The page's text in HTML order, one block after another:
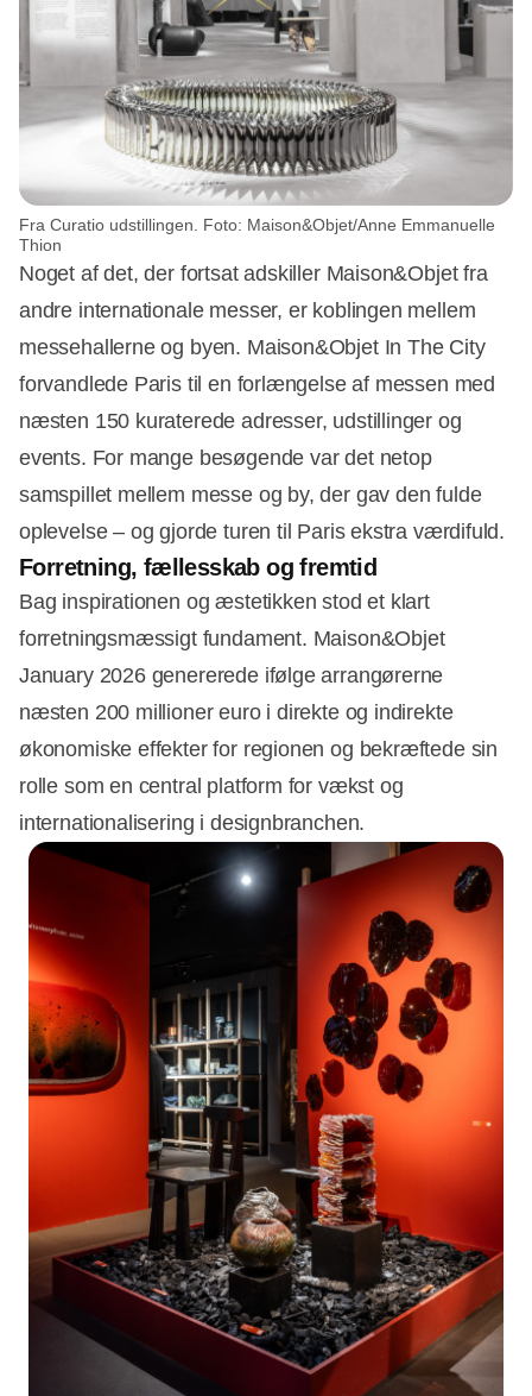
Fra Curatio udstillingen. Foto: Maison&Objet/Anne Emmanuelle
Thion
Noget af det, der fortsat adskiller Maison&Objet fra
andre internationale messer, er koblingen mellem
messehallerne og byen. Maison&Objet In The City
forvandlede Paris til en forlængelse af messen med
næsten 150 kuraterede adresser, udstillinger og
events. For mange besøgende var det netop
samspillet mellem messe og by, der gav den fulde
oplevelse – og gjorde turen til Paris ekstra værdifuld.
Forretning, fællesskab og fremtid
Bag inspirationen og æstetikken stod et klart
forretningsmæssigt fundament. Maison&Objet
January 2026 genererede ifølge arrangørerne
næsten 200 millioner euro i direkte og indirekte
økonomiske effekter for regionen og bekræftede sin
rolle som en central platform for vækst og
internationalisering i designbranchen.